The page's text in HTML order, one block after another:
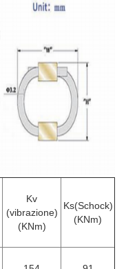
Kv
(vibrazione)
(KNm)
Ks(Schock)
(KNm)